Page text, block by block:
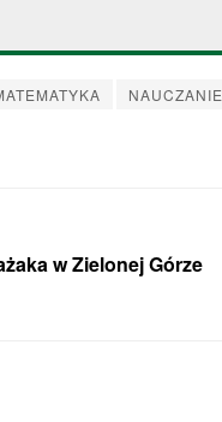
NAUCZANIE
w Zielonej Górze